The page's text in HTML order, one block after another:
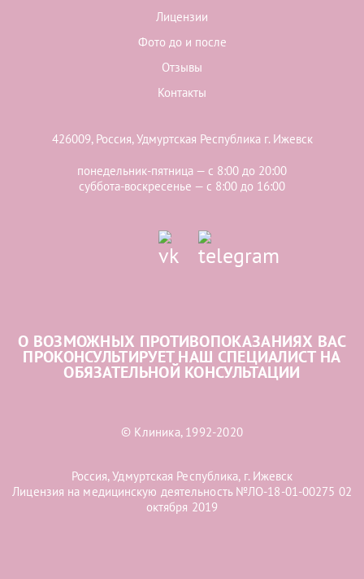
Лицензии
Фото до и после
Отзывы
Контакты
426009, Россия, Удмуртская Республика г. Ижевск
понедельник-пятница — с 8:00 до 20:00
суббота-воскресенье — с 8:00 до 16:00
О ВОЗМОЖНЫХ ПРОТИВОПОКАЗАНИЯХ ВАС
ПРОКОНСУЛЬТИРУЕТ НАШ СПЕЦИАЛИСТ НА
ОБЯЗАТЕЛЬНОЙ КОНСУЛЬТАЦИИ
© Клиника, 1992-2020
Россия, Удмуртская Республика, г. Ижевск
Лицензия на медицинскую деятельность №ЛО-18-01-00275 02
октября 2019